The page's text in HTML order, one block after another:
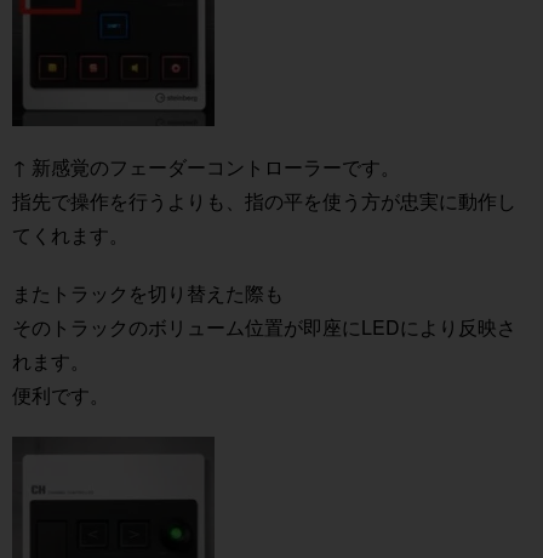
↑ 新感覚のフェーダーコントローラーです。
指先で操作を行うよりも、指の平を使う方が忠実に動作し
てくれます。
またトラックを切り替えた際も
そのトラックのボリューム位置が即座にLEDにより反映さ
れます。
便利です。